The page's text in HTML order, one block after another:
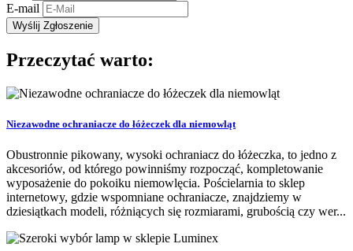
E-mail
Przeczytać warto:
Niezawodne ochraniacze do łóżeczek dla niemowląt
Obustronnie pikowany, wysoki ochraniacz do łóżeczka, to jedno z
akcesoriów, od którego powinniśmy rozpocząć, kompletowanie
wyposażenie do pokoiku niemowlęcia. Pościelarnia to sklep
internetowy, gdzie wspomniane ochraniacze, znajdziemy w
dziesiątkach modeli, różniących się rozmiarami, grubością czy wer...